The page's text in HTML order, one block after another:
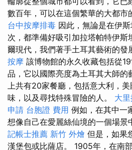
數百年，可以在這個繁華的大都市
台中按摩排毒 因此，無論是在伊
次，都準備好吸引加拉塔帕特伊斯
爾現代，我們著手土耳其藝術的發
按摩 該博物館的永久收藏包括從
品，它以國際亮度為土耳其大師的
上共有20家餐廳，包括意大利，
味，以及尋找特殊冒險的人。 大
申請 台胞證 費用 例如，在其中一
想像自己在愛麗絲仙境的一個場景
記帳士推薦 新竹 外燴 但是，如果
漢堡包或比薩店。 1905年，在南